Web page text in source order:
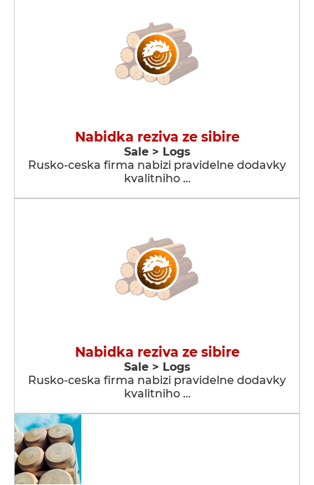
Nabidka reziva ze sibire
Sale > Logs
Rusko-ceska firma nabizi pravidelne dodavky
kvalitniho …
Nabidka reziva ze sibire
Sale > Logs
Rusko-ceska firma nabizi pravidelne dodavky
kvalitniho …